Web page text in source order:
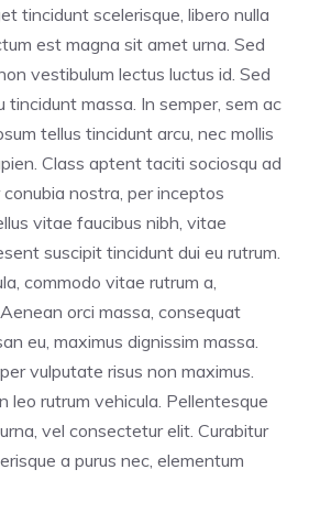
tincidunt scelerisque, libero nulla
est magna sit amet urna. Sed
vestibulum lectus luctus id. Sed
tincidunt massa. In semper, sem ac
tellus tincidunt arcu, nec mollis
Class aptent taciti sociosqu ad
nostra, per inceptos
vitae faucibus nibh, vitae
suscipit tincidunt dui eu rutrum.
commodo vitae rutrum a,
orci massa, consequat
eu, maximus dignissim massa.
vulputate risus non maximus.
leo rutrum vehicula. Pellentesque
vel consectetur elit. Curabitur
a purus nec, elementum